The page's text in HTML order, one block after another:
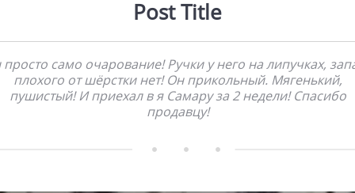
Post Title
само очарование! Ручки у него на липучках,
плохого от шёрстки нет! Он прикольный. Мягенький,
пушистый! И приехал в я Самару за 2 недели! Спасибо
продавцу!